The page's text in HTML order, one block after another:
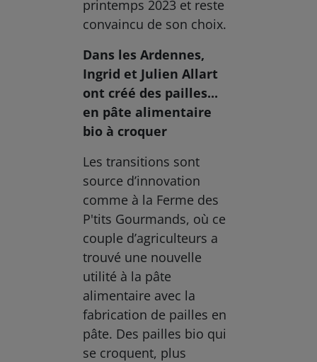
printemps 2023 et reste
convaincu de son choix.
Dans les Ardennes,
Ingrid et Julien Allart
ont créé des pailles...
en pâte alimentaire
bio à croquer
Les transitions sont
source d’innovation
comme à la Ferme des
P'tits Gourmands, où ce
couple d’agriculteurs a
trouvé une nouvelle
utilité à la pâte
alimentaire avec la
fabrication de pailles en
pâte. Des pailles bio qui
se croquent, plus